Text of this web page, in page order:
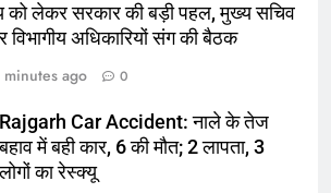
को लेकर सरकार की बड़ी पहल, मुख्य सचिव
अधिकारियों संग की बैठक
ago 0
Rajgarh Car Accident: नाले के तेज
बहाव में बही कार, 6 की मौत; 2 लापता, 3
लोगों का रेस्क्यू